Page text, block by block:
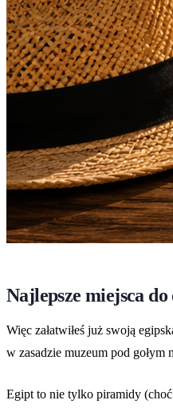
Najlepsze miejsca
Więc załatwiłeś już swoją
w zasadzie muzeum pod
Egipt to nie tylko piramidy